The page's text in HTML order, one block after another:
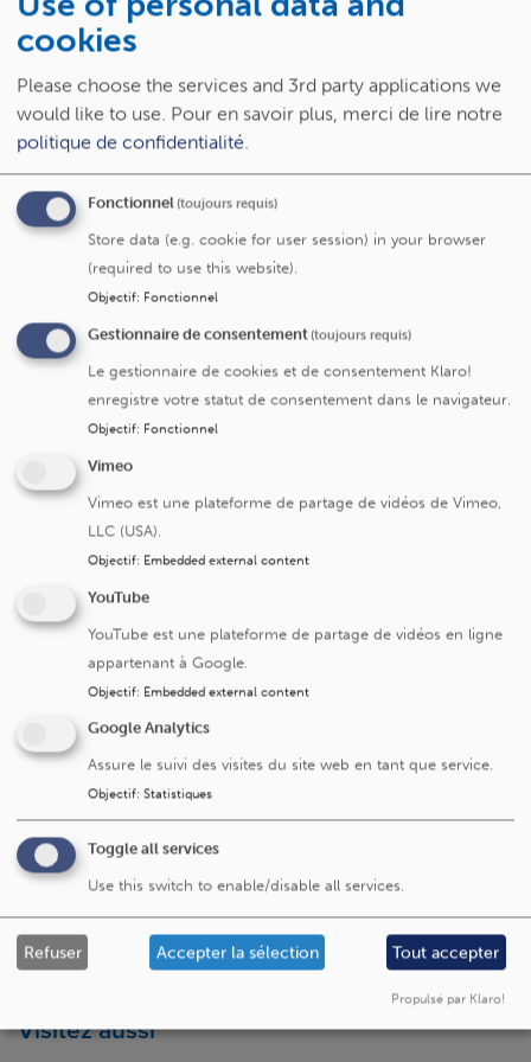
Pratiques religieuses et philosophiques
Identité visuelle
Les nouveaux bâtiments vont-ils engendrer
une augmentation du trafic ?
Qu’est-ce qui est prévu pour la faune et la
flore dans le futur projet ?
Comment soutenir le projet de reconstruction
des Cliniques universitaires Saint-Luc ?
Un problème ou une remarque
sur cette page ?
Cliniques universitaires Saint-Luc
Avenue Hippocrate 10
1200 Bruxelles
+32 2 764 11 11
Fax. +32 2 764 37 03
Visitez aussi
cookies
Please choose the services and 3rd party applications we
would like to use. Pour en savoir plus, merci de lire notre
politique de confidentialité.
Fonctionnel(toujours requis)
Store data (e.g. cookie for user session) in your browser
(required to use this website).
Objectif: Fonctionnel
Gestionnaire de consentement(toujours requis)
Le gestionnaire de cookies et de consentement Klaro!
enregistre votre statut de consentement dans le navigateur.
Objectif: Fonctionnel
Vimeo
Vimeo est une plateforme de partage de vidéos de Vimeo,
LLC (USA).
Objectif: Embedded external content
YouTube
YouTube est une plateforme de partage de vidéos en ligne
appartenant à Google.
Objectif: Embedded external content
Google Analytics
Assure le suivi des visites du site web en tant que service.
Objectif: Statistiques
Toggle all services
Use this switch to enable/disable all services.
Refuser Accepter la sélection Tout accepter
Propulsé par Klaro!